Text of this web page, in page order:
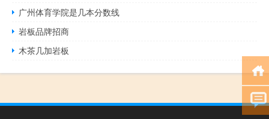
广州体育学院是几本分数线
岩板品牌招商
木茶几加岩板